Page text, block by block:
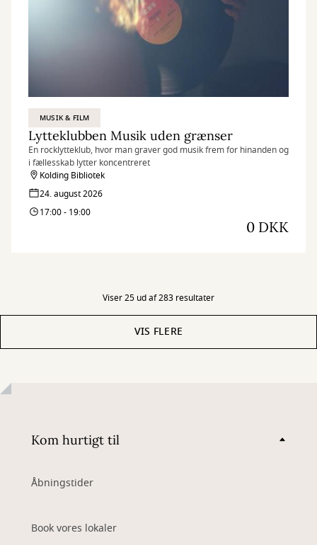
MUSIK & FILM
Lytteklubben Musik uden grænser
En rocklytteklub, hvor man graver god musik frem for hinanden og
i fællesskab lytter koncentreret
Kolding Bibliotek
24. august 2026
17:00 - 19:00
0 DKK
Viser 25 ud af 283 resultater
VIS FLERE
Kom hurtigt til
Åbningstider
Book vores lokaler